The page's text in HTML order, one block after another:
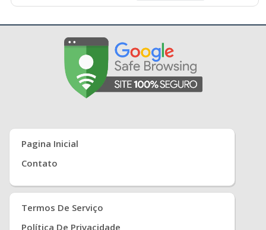
Pagina Inicial
Contato
Termos De Serviço
Política De Privacidade